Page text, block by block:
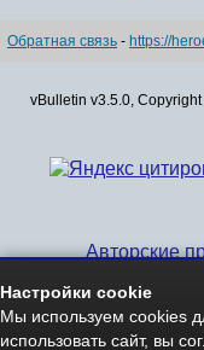
Обратная связь - https://
vBulletin v3.5.0,
Авторские
Настройки cookie
Мы используем cookies
использовать сайт, вы